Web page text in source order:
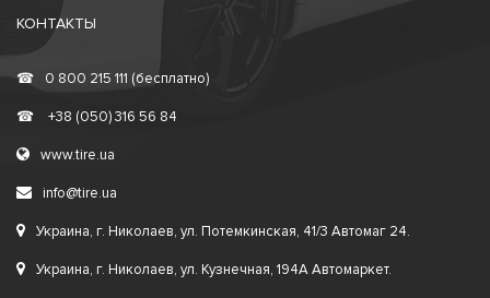
КОНТАКТЫ
☎ 0 800 215 111 (бесплатно)
☎ +38 (050) 316 56 84
www.tire.ua
info@tire.ua
Украина, г. Николаев, ул. Потемкинская, 41/3 Автомаг 24.
Украина, г. Николаев, ул. Кузнечная, 194А Автомаркет.